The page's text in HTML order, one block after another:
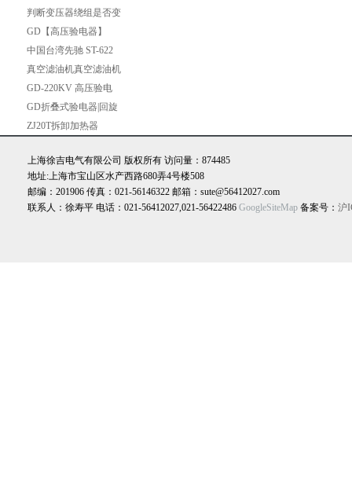
自动测试仪
判断变压器绕组是否变
形,有诀窍！
GD【高压验电器】
【低压验电器】380v-
500kv验电器
中国台湾先驰 ST-622
红外测温仪
真空滤油机真空滤油机
真空滤油机真空滤油机
真空滤油机真空滤油机
GD-220KV 高压验电
器GD-220KV/ 高压验
电器
GD折叠式验电器|回旋
式验电器|语言式验电
ZJ20T拆卸加热器
上海徐吉电气有限公司 版权所有 访问量：874485
地址:上海市宝山区水产西路680弄4号楼508
邮编：201906 传真：021-56146322 邮箱：sute@56412027.com
联系人：徐寿平 电话：021-56412027,021-56422486 GoogleSiteMap 备案号： 沪